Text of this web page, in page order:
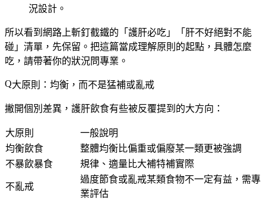
況設計。
所以看到網路上斬釘截鐵的「護肝必吃」「肝不好絕對不能
碰」清單，先保留。把這篇當成理解原則的起點，具體怎麼
吃，請帶著你的狀況問專業。
大原則：均衡，而不是猛補或亂戒
撇開個別差異，護肝飲食有些被反覆提到的大方向：
大原則
一般說明
均衡飲食
整體均衡比偏重或偏廢某一類更被強調
不暴飲暴食
規律、適量比大補特補實際
不亂戒
過度節食或亂戒某類食物不一定有益，需專
業評估